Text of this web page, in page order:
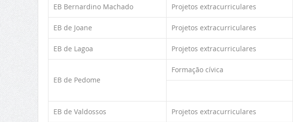
EB Bernardino Machado Projetos extracurriculares
EB de Joane Projetos extracurriculares
EB de Lagoa Projetos extracurriculares
EB de Pedome
Formação cívica
EB de Valdossos Projetos extracurriculares